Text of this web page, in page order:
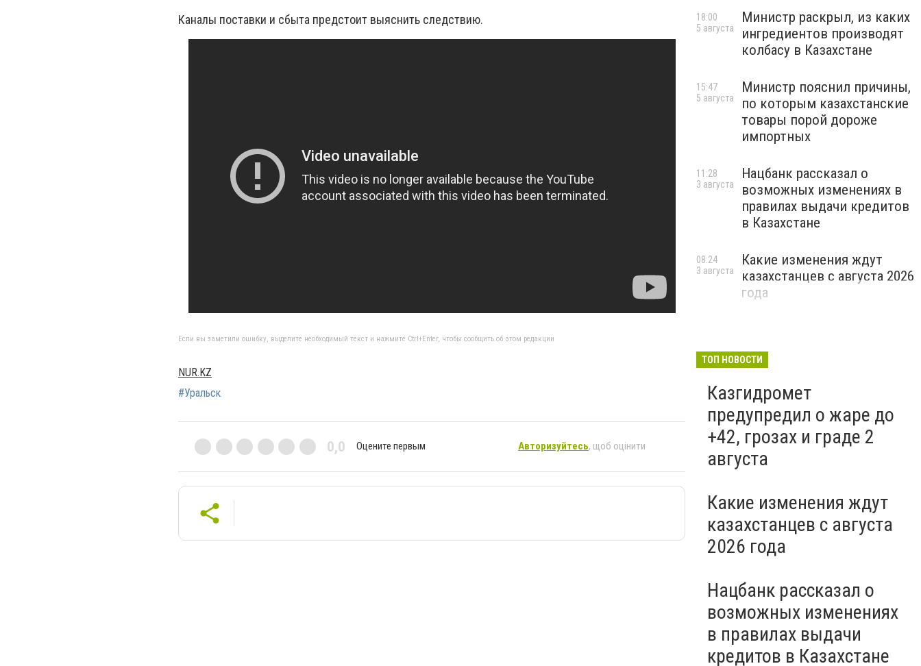
Каналы поставки и сбыта предстоит выяснить следствию.
Если вы заметили ошибку, выделите необходимый текст и нажмите Ctrl+Enter, чтобы сообщить об этом редакции
NUR.KZ
#Уральск
0,0 Оцените первым Авторизуйтесь, щоб оцінити
Министр раскрыл, из каких
ингредиентов производят
колбасу в Казахстане
18:00
5 августа
Министр пояснил причины,
по которым казахстанские
товары порой дороже
импортных
15:47
5 августа
Нацбанк рассказал о
возможных изменениях в
правилах выдачи кредитов
в Казахстане
11:28
3 августа
Какие изменения ждут
казахстанцев с августа 2026
года
08:24
3 августа
ТОП НОВОСТИ
Казгидромет
предупредил о жаре до
+42, грозах и граде 2
августа
Какие изменения ждут
казахстанцев с августа
2026 года
Нацбанк рассказал о
возможных изменениях
в правилах выдачи
кредитов в Казахстане